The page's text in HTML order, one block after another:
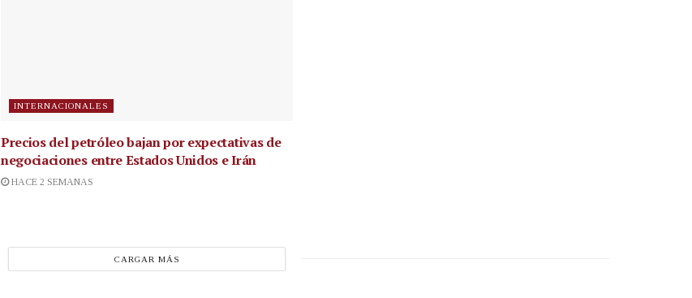
INTERNACIONALES
Precios del petróleo bajan por expectativas de
negociaciones entre Estados Unidos e Irán
HACE 2 SEMANAS
CARGAR MÁS